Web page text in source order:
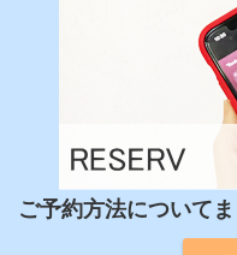
ご予約方法についてま